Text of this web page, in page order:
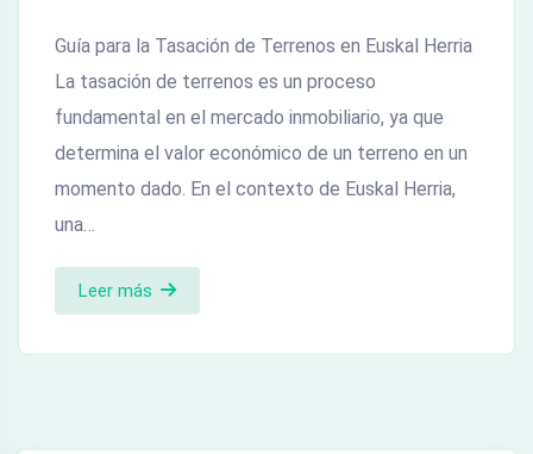
Guía para la Tasación de Terrenos en Euskal Herria
La tasación de terrenos es un proceso
fundamental en el mercado inmobiliario, ya que
determina el valor económico de un terreno en un
momento dado. En el contexto de Euskal Herria,
una…
Leer más